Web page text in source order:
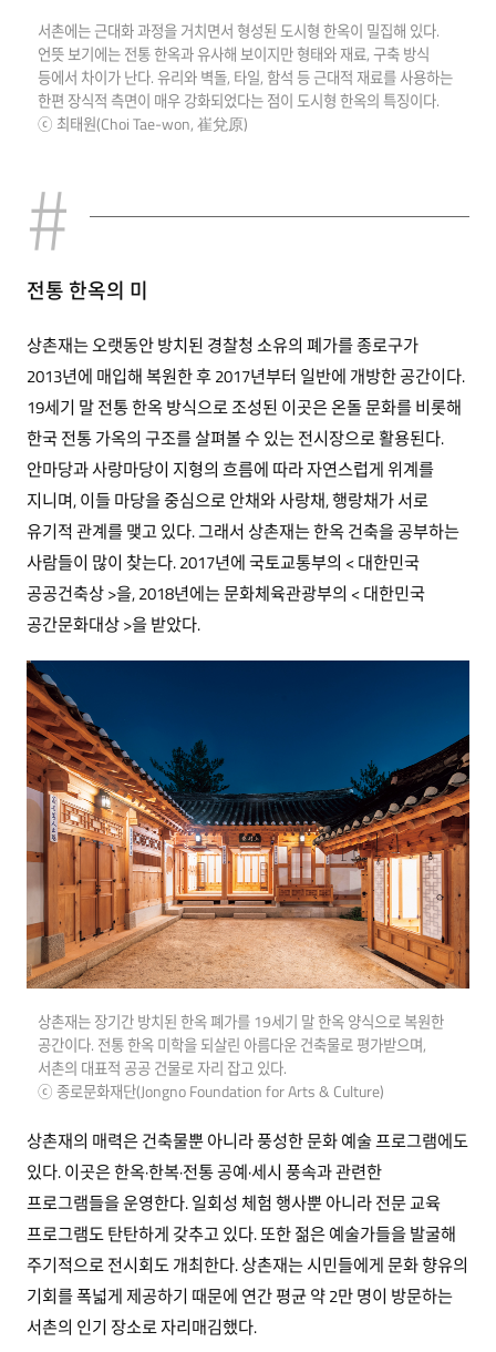
서촌에는 근대화 과정을 거치면서 형성된 도시형 한옥이 밀집해 있다.
언뜻 보기에는 전통 한옥과 유사해 보이지만 형태와 재료, 구축 방식
등에서 차이가 난다. 유리와 벽돌, 타일, 함석 등 근대적 재료를 사용하는
한편 장식적 측면이 매우 강화되었다는 점이 도시형 한옥의 특징이다.
ⓒ 최태원(Choi Tae-won, 崔兌原)
전통 한옥의 미
상촌재는 오랫동안 방치된 경찰청 소유의 폐가를 종로구가
2013년에 매입해 복원한 후 2017년부터 일반에 개방한 공간이다.
19세기 말 전통 한옥 방식으로 조성된 이곳은 온돌 문화를 비롯해
한국 전통 가옥의 구조를 살펴볼 수 있는 전시장으로 활용된다.
안마당과 사랑마당이 지형의 흐름에 따라 자연스럽게 위계를
지니며, 이들 마당을 중심으로 안채와 사랑채, 행랑채가 서로
유기적 관계를 맺고 있다. 그래서 상촌재는 한옥 건축을 공부하는
사람들이 많이 찾는다. 2017년에 국토교통부의 < 대한민국
공공건축상 >을, 2018년에는 문화체육관광부의 < 대한민국
공간문화대상 >을 받았다.
상촌재는 장기간 방치된 한옥 폐가를 19세기 말 한옥 양식으로 복원한
공간이다. 전통 한옥 미학을 되살린 아름다운 건축물로 평가받으며,
서촌의 대표적 공공 건물로 자리 잡고 있다.
ⓒ 종로문화재단(Jongno Foundation for Arts & Culture)
상촌재의 매력은 건축물뿐 아니라 풍성한 문화 예술 프로그램에도
있다. 이곳은 한옥·한복·전통 공예·세시 풍속과 관련한
프로그램들을 운영한다. 일회성 체험 행사뿐 아니라 전문 교육
프로그램도 탄탄하게 갖추고 있다. 또한 젊은 예술가들을 발굴해
주기적으로 전시회도 개최한다. 상촌재는 시민들에게 문화 향유의
기회를 폭넓게 제공하기 때문에 연간 평균 약 2만 명이 방문하는
서촌의 인기 장소로 자리매김했다.